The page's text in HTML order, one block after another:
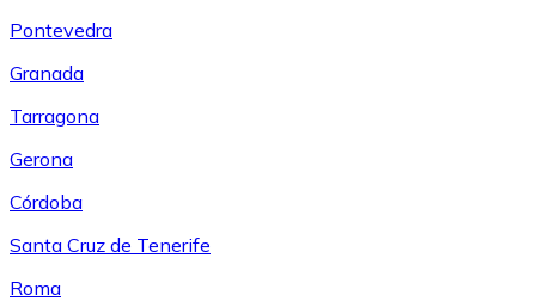
Pontevedra
Granada
Tarragona
Gerona
Córdoba
Santa Cruz de Tenerife
Roma